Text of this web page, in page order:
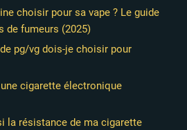
50 avis
choisir pour sa vape ? Le guide
de fumeurs (2025)
pg/vg dois-je choisir pour
cigarette électronique
la résistance de ma cigarette